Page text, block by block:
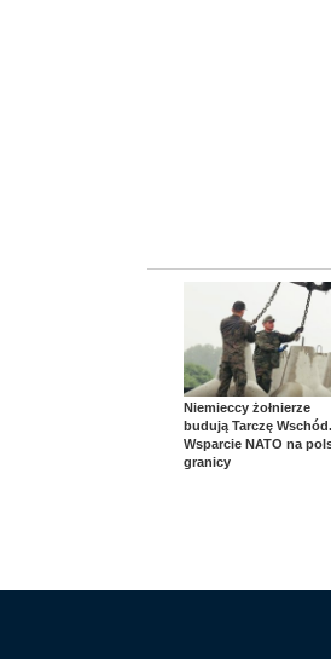
Niemieccy żołnierze
budują Tarczę Wschód.
Wsparcie NATO na
granicy